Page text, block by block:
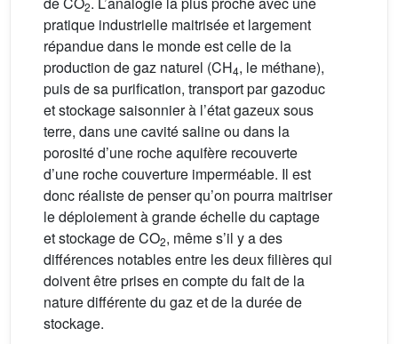
2
pratique industrielle maitrisée et largement
répandue dans le monde est celle de la
production de gaz naturel (CH4, le méthane),
puis de sa purification, transport par gazoduc
et stockage saisonnier à l’état gazeux sous
terre, dans une cavité saline ou dans la
porosité d’une roche aquifère recouverte
d’une roche couverture imperméable. Il est
donc réaliste de penser qu’on pourra maitriser
le déploiement à grande échelle du captage
et stockage de CO2, même s’il y a des
différences notables entre les deux filières qui
doivent être prises en compte du fait de la
nature différente du gaz et de la durée de
stockage.